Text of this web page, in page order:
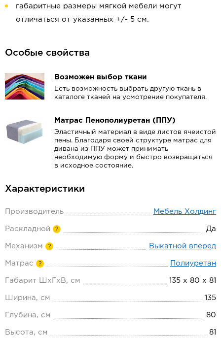
габаритные размеры мягкой мебели могут
отличаться от указанных +/- 5 см.
Особые свойства
Возможен выбор ткани
Есть возможность выбрать другую ткань в
каталоге тканей на усмотрение покупателя.
Матрас Пенополиуретан (ППУ)
Эластичный материал в виде листов ячеистой
пены. Благодаря своей структуре матрас для
дивана из ППУ может принимать
необходимую форму и быстро возвращаться
в исходное состояние.
Характеристики
Производитель Мебель Холдинг
Раскладной ? Да
Механизм ? Выкатной вперед
Матрас ? Полиуретан
Габарит ШхГхВ, см 135 х 80 х 81
Ширина, см 135
Глубина, см 80
Высота, см 81